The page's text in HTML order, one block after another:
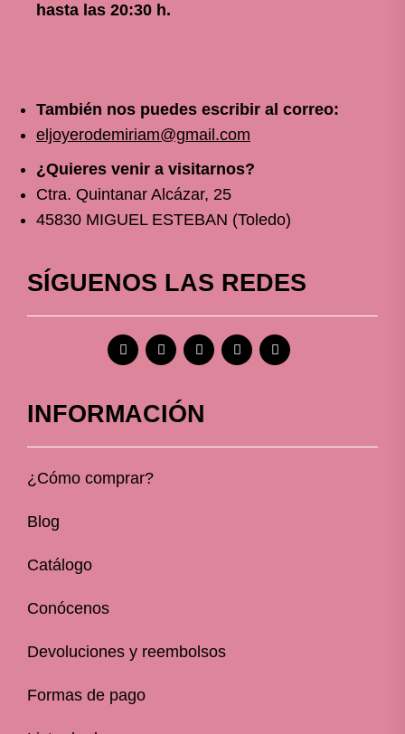
hasta las 20:30 h.
También nos puedes escribir al correo:
eljoyerodemiriam@gmail.com
¿Quieres venir a visitarnos?
Ctra. Quintanar Alcázar, 25
45830 MIGUEL ESTEBAN (Toledo)
SÍGUENOS LAS REDES
INFORMACIÓN
¿Cómo comprar?
Blog
Catálogo
Conócenos
Devoluciones y reembolsos
Formas de pago